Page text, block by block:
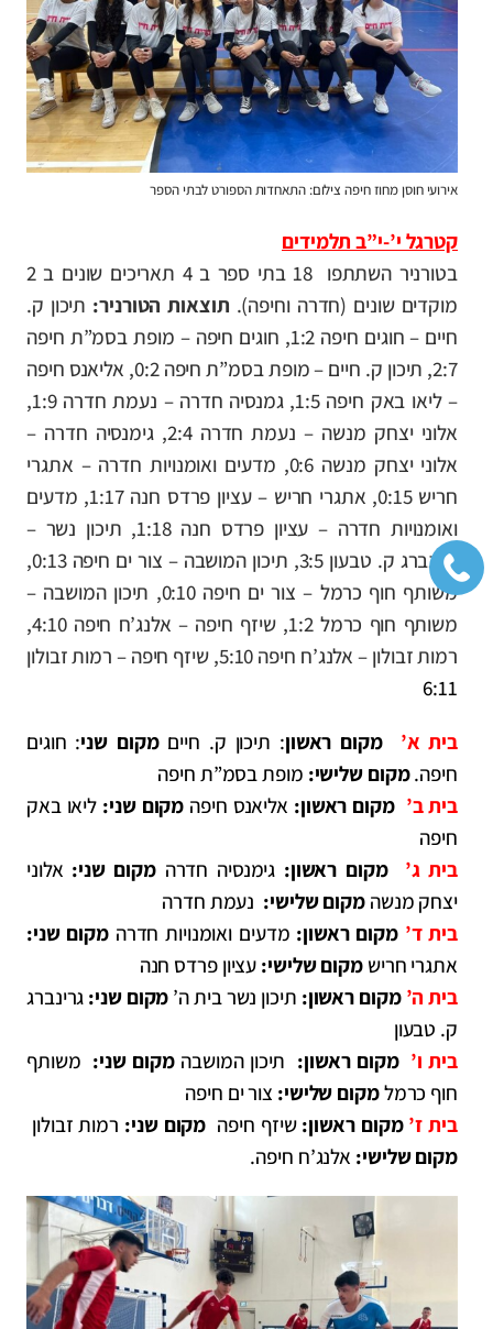
אירועי חוסן מחוז חיפה צילום: התאחדות הספורט לבתי הספר
קטרגל י’-י”ב תלמידים
בטורניר השתתפו 18 בתי ספר ב 4 תאריכים שונים ב 2
מוקדים שונים (חדרה וחיפה). תוצאות הטורניר: תיכון ק.
חיים – חוגים חיפה 1:2,
חוגים חיפה – מופת בסמ”ת חיפה
2:7, תיכון ק. חיים – מופת בסמ”ת חיפה 0:2,
אליאנס חיפה
– ליאו באק חיפה 1:5,
גמנסיה חדרה – נעמת חדרה 1:9,
אלוני יצחק מנשה – נעמת חדרה 2:4,
גימנסיה חדרה –
אלוני יצחק מנשה 0:6,
מדעים ואומנויות חדרה – אתגרי
חריש 0:15,
אתגרי חריש – עציון פרדס חנה 1:17,
מדעים
ואומנויות חדרה – עציון פרדס חנה 1:18,
תיכון נשר –
גרינברג ק. טבעון 3:5,
תיכון המושבה – צור ים חיפה 0:13,
משותף חוף כרמל – צור ים חיפה 0:10,
תיכון המושבה –
משותף חוף כרמל 1:2,
שיזף חיפה – אלנג’ח חיפה 4:10,
רמות זבולון – אלנג’ח חיפה 5:10,
שיזף חיפה – רמות זבולון
6:11
בית א’ מקום ראשון: תיכון ק. חייםמקום שני: חוגים
חיפה.מקום שלישי: מופת בסמ”ת חיפה
בית ב’מקום ראשון: אליאנס חיפה מקום שני: ליאו באק
חיפה
בית ג’ מקום ראשון: גימנסיה חדרה מקום שני: אלוני
יצחק מנשה מקום שלישי: נעמת חדרה
בית ד’ מקום ראשון: מדעים ואומנויות חדרה מקום שני:
אתגרי חריש מקום שלישי: עציון פרדס חנה
בית ה’מקום ראשון: תיכון נשרבית ה’ מקום שני: גרינברג
ק. טבעון
בית ו’ מקום ראשון: תיכון המושבהמקום שני: משותף
חוף כרמלמקום שלישי: צור ים חיפה
בית ז’מקום ראשון: שיזף חיפה מקום שני: רמות זבולון
מקום שלישי: אלנג’ח חיפה.